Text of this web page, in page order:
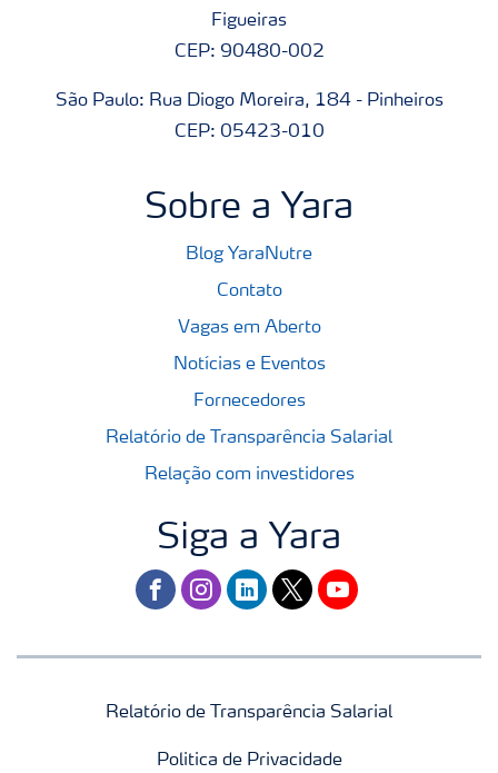
Figueiras
CEP: 90480-002
São Paulo: Rua Diogo Moreira, 184 - Pinheiros
CEP: 05423-010
Sobre a Yara
Blog YaraNutre
Contato
Vagas em Aberto
Notícias e Eventos
Fornecedores
Relatório de Transparência Salarial
Relação com investidores
Siga a Yara
facebookinstagram
linkedintwitteryoutube
Relatório de Transparência Salarial
Politica de Privacidade